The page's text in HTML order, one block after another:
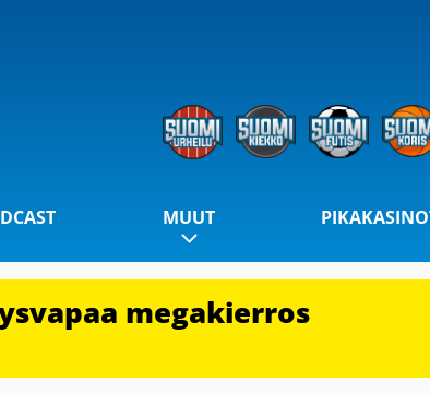
MUUT
megakierros